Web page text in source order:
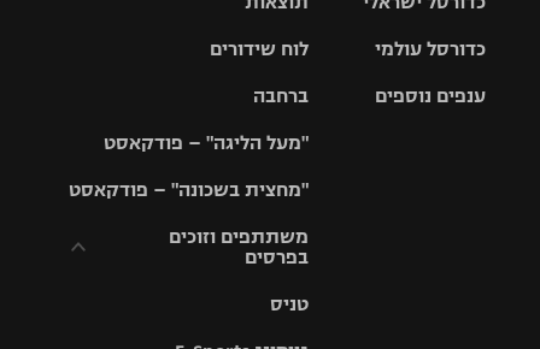
לוח שידורים
ברחבה
"מעל הליגה" – פודקאסט
"מחצית בשכונה" – פודקאסט
משתתפים וזוכים
בפרסים
וזוכים בפרסים
טניס
גביע הטוטו
האלופות
ליגה
סל
כדורסל עולמי
ענפים נוספים